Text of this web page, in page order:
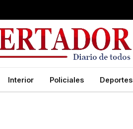
Interior Policiales Deportes